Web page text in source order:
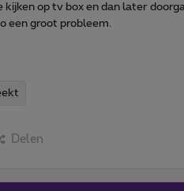
kijken op tv box en dan later
een groot probleem.
Delen